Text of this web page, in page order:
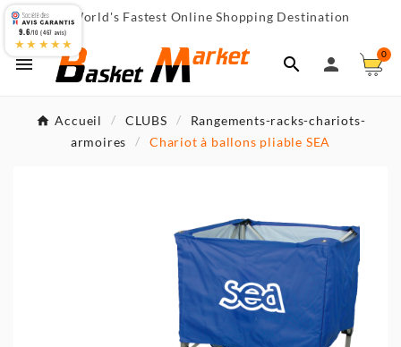
 World's Fastest Online Shopping Destination
  
0
Accueil CLUBS
Rangements-racks-chariots-
armoires
Chariot à ballons pliable SEA
9.6/10 (467 avis)
★★★★★